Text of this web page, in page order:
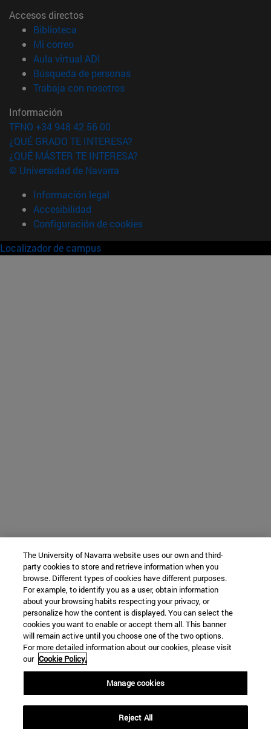
Accesos directos
Biblioteca
Mi correo(abre en nueva ventana)
Aula virtual ADI
Búsqueda de personas(abre en nueva ventana)
Trabaja con nosotros(abre en nueva ventana)
Información
TFNO +34 948 42 56 00
¿QUÉ GRADO TE INTERESA?
¿QUÉ MÁSTER TE INTERESA?
© Universidad de Navarra
Información legal
Accesibilidad
Configuración de cookies
Localizador de campus
The University of Navarra website uses our own and third-
party cookies to store and retrieve information when you
browse. Different types of cookies have different purposes.
For example, to identify you as a user, obtain information
about your browsing habits respecting your privacy, or
personalize how the content is displayed. You can select the
cookies you want to enable or accept them all. This banner
will remain active until you choose one of the two options.
For more detailed information about our cookies, please visit
our Cookie Policy.
Manage cookies
Reject All